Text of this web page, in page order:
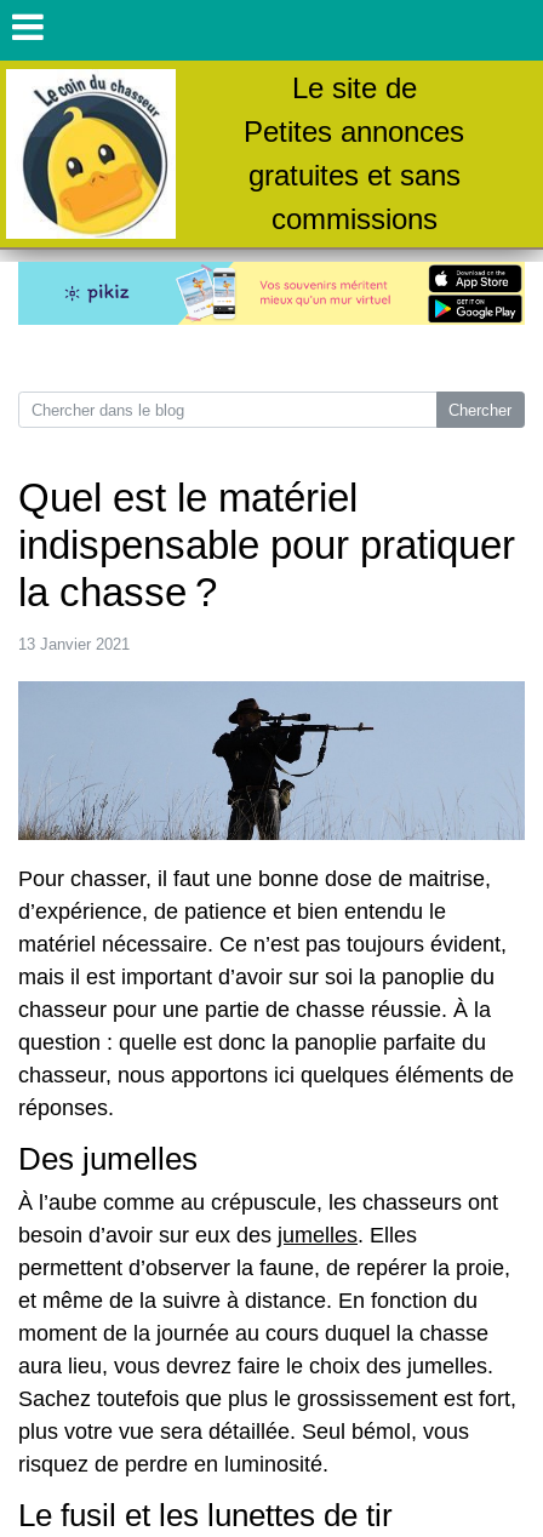
Le site de
Petites annonces
gratuites et sans
commissions
Quel est le matériel
indispensable pour pratiquer
la chasse ?
13 Janvier 2021
Pour chasser, il faut une bonne dose de maitrise,
d’expérience, de patience et bien entendu le
matériel nécessaire. Ce n’est pas toujours évident,
mais il est important d’avoir sur soi la panoplie du
chasseur pour une partie de chasse réussie. À la
question : quelle est donc la panoplie parfaite du
chasseur, nous apportons ici quelques éléments de
réponses.
Des jumelles
À l’aube comme au crépuscule, les chasseurs ont
besoin d’avoir sur eux des jumelles. Elles
permettent d’observer la faune, de repérer la proie,
et même de la suivre à distance. En fonction du
moment de la journée au cours duquel la chasse
aura lieu, vous devrez faire le choix des jumelles.
Sachez toutefois que plus le grossissement est fort,
plus votre vue sera détaillée. Seul bémol, vous
risquez de perdre en luminosité.
Le fusil et les lunettes de tir